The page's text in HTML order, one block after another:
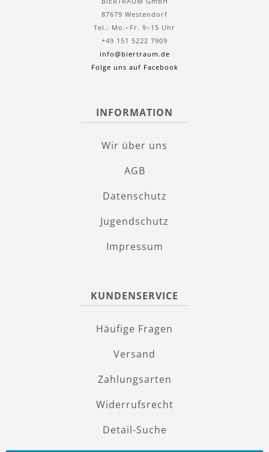
87679 Westendorf
Tel.: Mo.–Fr. 9–15 Uhr
+49 151 5222 7909
info@biertraum.de
Folge uns auf Facebook
INFORMATION
Wir über uns
AGB
Datenschutz
Jugendschutz
Impressum
KUNDENSERVICE
Häufige Fragen
Versand
Zahlungsarten
Widerrufsrecht
Detail-Suche